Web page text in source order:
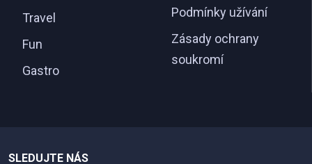
Travel
Fun
Gastro
Podmínky užívání
Zásady ochrany
soukromí
SLEDUJTE NÁS